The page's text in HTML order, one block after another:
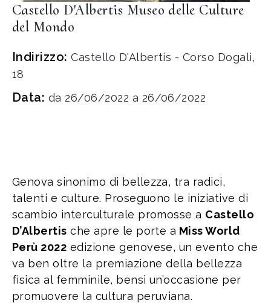
Castello D'Albertis Museo delle Culture
del Mondo
Indirizzo:Castello D'Albertis - Corso Dogali,
18
Data: da 26/06/2022 a 26/06/2022
Genova sinonimo di bellezza, tra radici,
talenti e culture. Proseguono le iniziative di
scambio interculturale promosse a Castello
D’Albertis che apre le porte a Miss World
Perù 2022 edizione genovese, un evento che
va ben oltre la premiazione della bellezza
fisica al femminile, bensì un’occasione per
promuovere la cultura peruviana.